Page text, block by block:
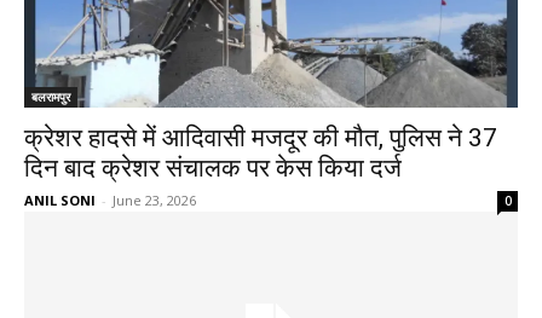
बलरामपुर
क्रेशर हादसे में आदिवासी मजदूर की मौत, पुलिस ने 37
दिन बाद क्रेशर संचालक पर केस किया दर्ज
ANIL SONI - June 23, 2026 0